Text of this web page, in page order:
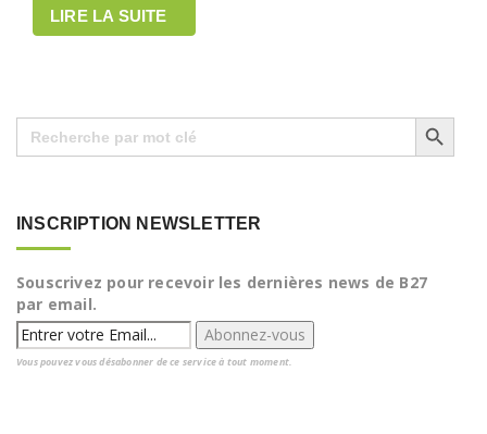
LIRE LA SUITE
Search
for:
Search Button
INSCRIPTION NEWSLETTER
Souscrivez pour recevoir les dernières news de B27
par email.
Vous pouvez vous désabonner de ce service à tout moment.